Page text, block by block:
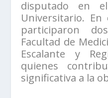
disputado en
Universitario. En
participaron
Facultad de
Escalante y
quienes
significativa a la